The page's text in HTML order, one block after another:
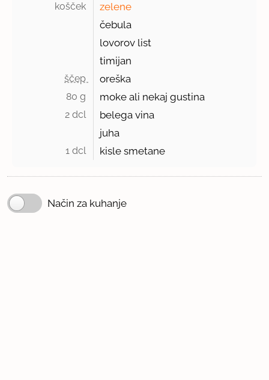
košček
zelene
čebula
lovorov list
timijan
ščep oreška
80 g moke ali nekaj gustina
2 dcl
belega vina
juha
1 dcl kisle smetane
Način za kuhanje